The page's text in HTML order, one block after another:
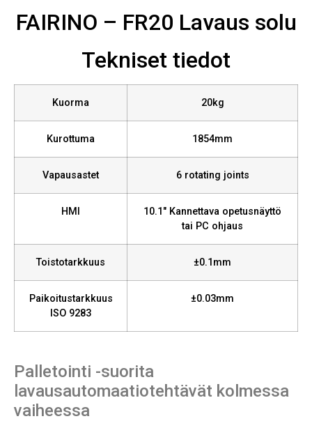
FAIRINO – FR20 Lavaus solu
Tekniset tiedot
Kuorma 20kg
Kurottuma 1854mm
Vapausastet 6 rotating joints
HMI
10.1″ Kannettava opetusnäyttö
tai PC ohjaus
Toistotarkkuus ±0.1mm
Paikoitustarkkuus
ISO 9283
±0.03mm
Palletointi -suorita
lavausautomaatiotehtävät kolmessa
vaiheessa